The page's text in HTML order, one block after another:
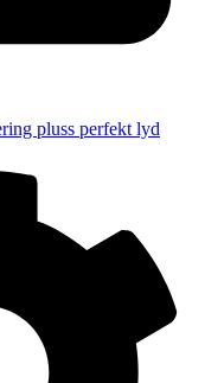
pluss perfekt lyd